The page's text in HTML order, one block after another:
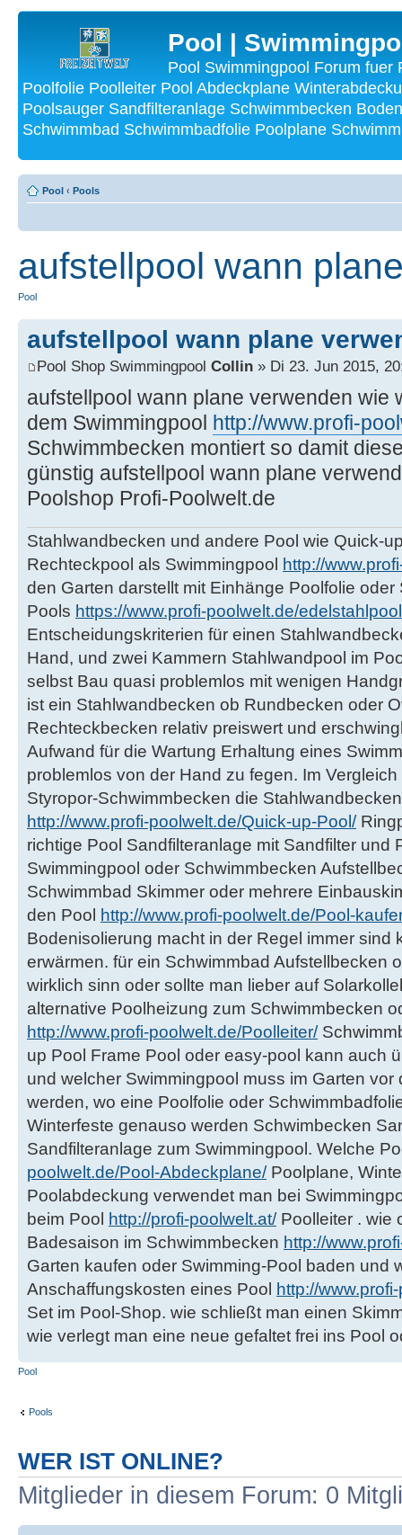
Pool |
Pool Swimmingpool Forum fuer
Poolfolie Poolleiter Pool Abdeckplane
Poolsauger Sandfilteranlage Schwimmbecken
Schwimmbad Schwimmbadfolie Poolplane
Pool ‹ Pools
aufstellpool wann
Pool
aufstellpool wann plane
Pool Shop Swimmingpool Collin » Di 23. Jun 2015,
aufstellpool wann plane verwenden wie
dem Swimmingpool http://www.profi-
Schwimmbecken montiert so damit
günstig aufstellpool wann plane
Poolshop Profi-Poolwelt.de
Stahlwandbecken und andere Pool wie Quick-
Rechteckpool als Swimmingpool http://
den Garten darstellt mit Einhänge Poolfolie
Pools https://www.profi-poolwelt.de/
Entscheidungskriterien für einen
Hand, und zwei Kammern Stahlwandpool im
selbst Bau quasi problemlos mit wenigen
ist ein Stahlwandbecken ob Rundbecken oder
Rechteckbecken relativ preiswert und
Aufwand für die Wartung Erhaltung eines
problemlos von der Hand zu fegen. Im
Styropor-Schwimmbecken die
http://www.profi-poolwelt.de/Quick-up-Pool/
richtige Pool Sandfilteranlage mit Sandfilter und
Swimmingpool oder Schwimmbecken
Schwimmbad Skimmer oder mehrere
den Pool http://www.profi-poolwelt.de/Pool-
Bodenisolierung macht in der Regel immer sind
erwärmen. für ein Schwimmbad Aufstellbecken
wirklich sinn oder sollte man lieber auf
alternative Poolheizung zum Schwimmbecken
http://www.profi-poolwelt.de/Poolleiter/
up Pool Frame Pool oder easy-pool kann auch
und welcher Swimmingpool muss im Garten
werden, wo eine Poolfolie oder
Winterfeste genauso werden Schwimbecken
Sandfilteranlage zum Swimmingpool. Welche
poolwelt.de/Pool-Abdeckplane/Poolplane,
Poolabdeckung verwendet man bei
beim Pool http://profi-poolwelt.at/Poolleiter . wie
Badesaison im Schwimmbecken http://
Garten kaufen oder Swimming-Pool baden und
Anschaffungskosten eines Pool http://
Set im Pool-Shop. wie schließt man einen
wie verlegt man eine neue gefaltet frei ins Pool
Pool
Pools
WER IST ONLINE?
Mitglieder in diesem Forum: 0